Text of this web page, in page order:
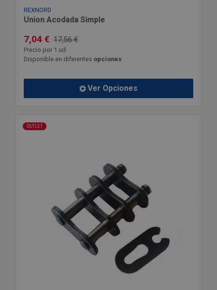
REXNORD
Union Acodada Simple
7,04 € 17,56 €
Precio por 1 ud
Disponible en diferentes opciones
Ver Opciones
OUTLET